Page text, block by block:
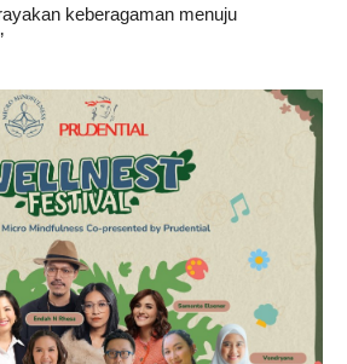
keberagaman menuju